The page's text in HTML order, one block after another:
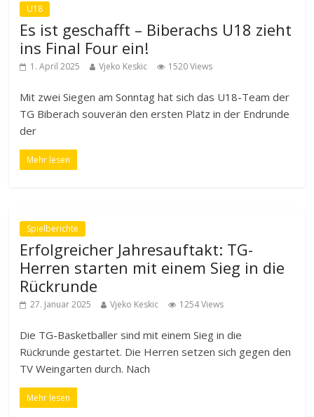
U18
Es ist geschafft – Biberachs U18 zieht
ins Final Four ein!
1. April 2025 Vjeko Keskic 1520 Views
Mit zwei Siegen am Sonntag hat sich das U18-Team der
TG Biberach souverän den ersten Platz in der Endrunde
der
Mehr lesen
Spielberichte
Erfolgreicher Jahresauftakt: TG-
Herren starten mit einem Sieg in die
Rückrunde
27. Januar 2025 Vjeko Keskic 1254 Views
Die TG-Basketballer sind mit einem Sieg in die
Rückrunde gestartet. Die Herren setzen sich gegen den
TV Weingarten durch. Nach
Mehr lesen